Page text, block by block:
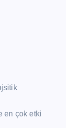
en çok etki